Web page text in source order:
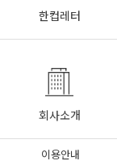
한컵레터
회사소개
이용안내